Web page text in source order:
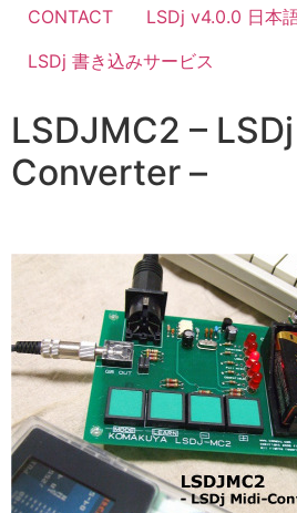
CONTACT
LSDj v4.0.0 日本
LSDj 書き込みサービス
LSDJMC2 –
Converter –